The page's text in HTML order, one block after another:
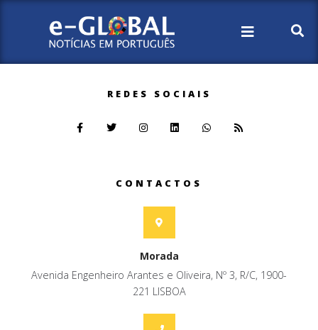
REDES SOCIAIS
CONTACTOS
Morada
Avenida Engenheiro Arantes e Oliveira, Nº 3, R/C, 1900-
221 LISBOA